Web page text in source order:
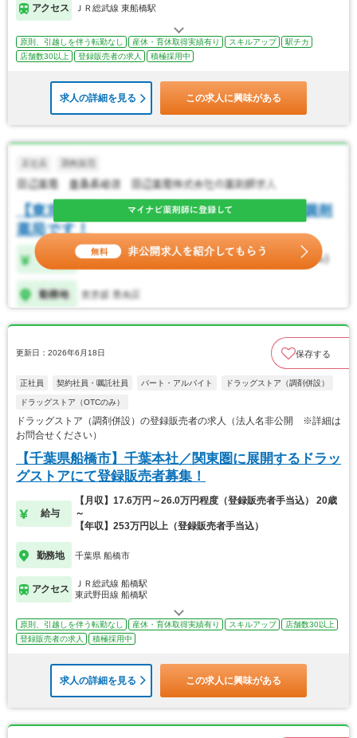
アクセス ＪＲ総武線 東船橋駅
原則、引越しを伴う転勤なし 産休・育休取得実績有り スキルアップ
駅チカ
店舗数30以上
登録販売者の求人 積極採用中
求人の詳細を見る この求人に興味がある
更新日：2026年6月18日 保存する
正社員 契約社員・嘱託社員 パート・アルバイト ドラッグストア（調剤併設）
ドラッグストア（OTCのみ）
ドラッグストア（調剤併設）の登録販売者の求人（法人名非公開 ※詳細は
お問合せください）
【千葉県船橋市】千葉本社／関東圏に展開するドラッ
グストアにて登録販売者募集！
給与
【月収】17.6万円～26.0万円程度（登録販売者手当込） 20歳
～
【年収】253万円以上（登録販売者手当込）
勤務地 千葉県 船橋市
アクセス
ＪＲ総武線 船橋駅
東武野田線 船橋駅
原則、引越しを伴う転勤なし 産休・育休取得実績有り スキルアップ
店舗数30以上
登録販売者の求人
積極採用中
求人の詳細を見る この求人に興味がある